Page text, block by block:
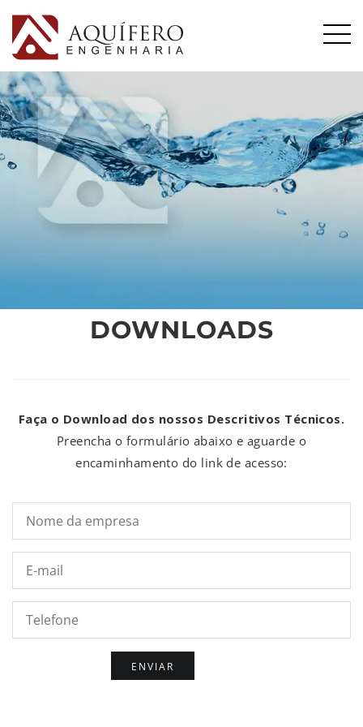
DOWNLOADS
Faça o Download dos nossos Descritivos Técnicos.
Preencha o formulário abaixo e aguarde o
encaminhamento do link de acesso:
Nome
empresa*
Telefone